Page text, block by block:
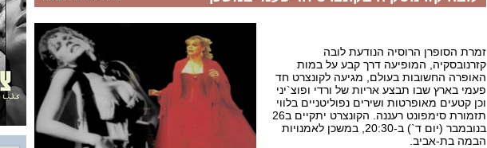
זמרת הסופרן הרוסיה הנודעת לובה
קזרנובסקיה, המופיעה דרך קבע על במות
האופרה החשובות בעולם, מגיעה לקונצרט חד
פעמי בארץ שבו תבצע אריות של ורדי ופוצ`יני
וכן קטעים מאופרטות ושירים נפוליטניים בלווי
תזמורת סימפונט רעננה. הקונצרט יתקיים ב26
בנובמבר (יום ד`) ב-20:30, במשכן לאמנויות
הבמה בת-אביב.